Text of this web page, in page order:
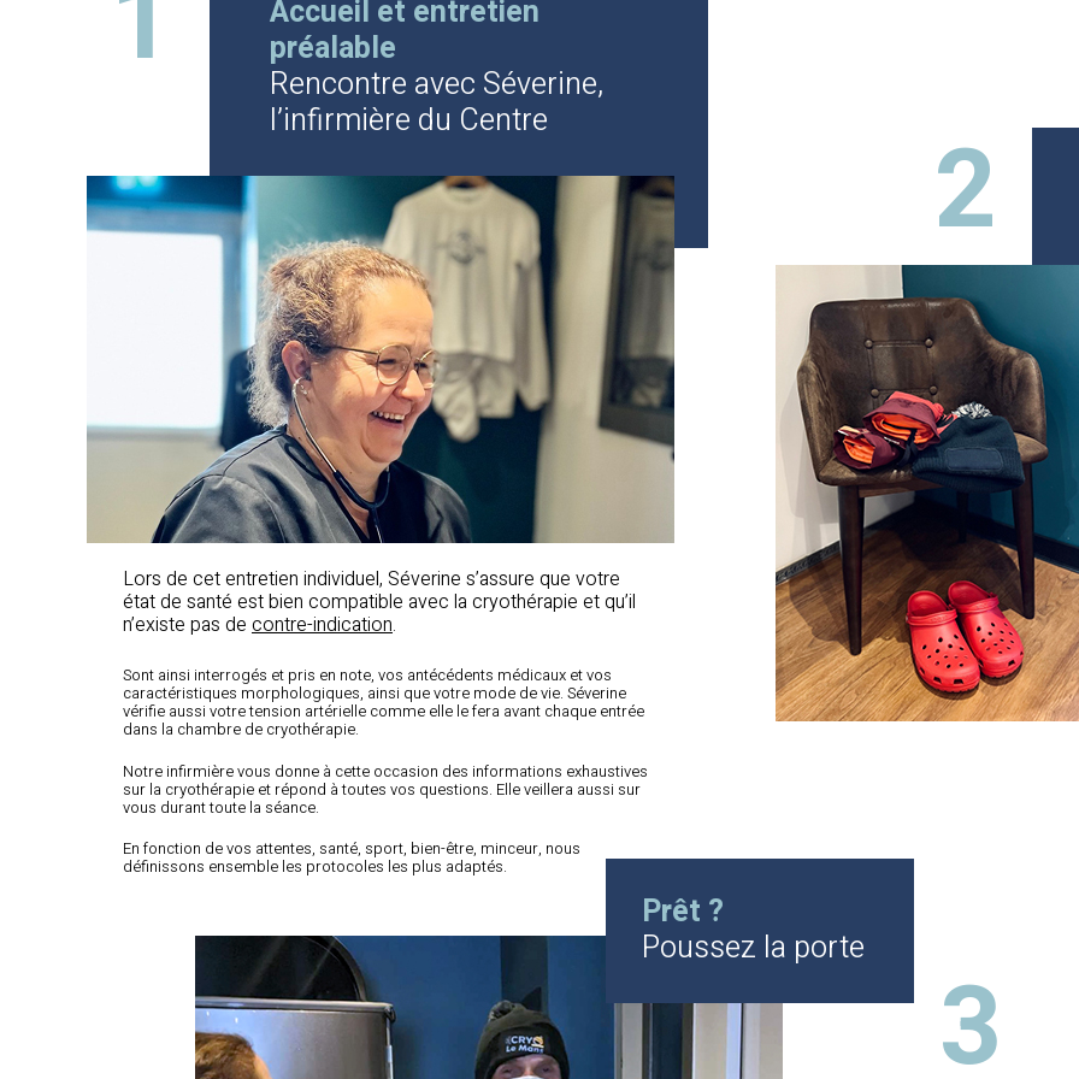
Vous êtes entre
de bonnes mains.
Accueil et entretien
préalable
Rencontre avec Séverine,
l’infirmière du Centre
Lors de cet entretien individuel, Séverine s’assure que votre
état de santé est bien compatible avec la cryothérapie et qu’il
n’existe pas de contre-indication.
Sont ainsi interrogés et pris en note, vos antécédents médicaux et vos
caractéristiques morphologiques, ainsi que votre mode de vie. Séverine
vérifie aussi votre tension artérielle comme elle le fera avant chaque entrée
dans la chambre de cryothérapie.
Notre infirmière vous donne à cette occasion des informations exhaustives
sur la cryothérapie et répond à toutes vos questions. Elle veillera aussi sur
vous durant toute la séance.
En fonction de vos attentes, santé, sport, bien-être, minceur, nous
définissons ensemble les protocoles les plus adaptés.
2
Prêt ?
Poussez la porte
3